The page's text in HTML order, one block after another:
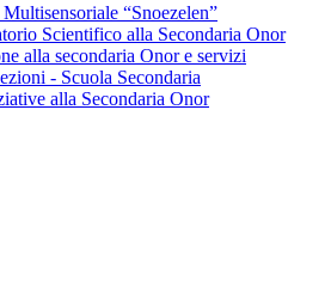
Multisensoriale “Snoezelen”
Scientifico alla Secondaria Onor
alla secondaria Onor e servizi
- Scuola Secondaria
alla Secondaria Onor